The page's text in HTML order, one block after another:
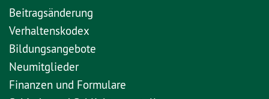
Beitragsänderung
Verhaltenskodex
Bildungsangebote
Neumitglieder
Finanzen und Formulare